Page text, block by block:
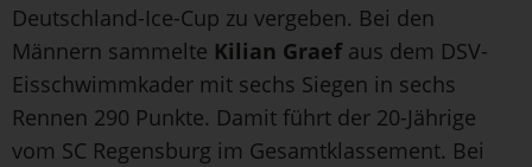
Deutschland-Ice-Cup zu vergeben. Bei den
Männern sammelte Kilian Graef aus dem DSV-
Eisschwimmkader mit sechs Siegen in sechs
Rennen 290 Punkte. Damit führt der 20-Jährige
vom SC Regensburg im Gesamtklassement. Bei